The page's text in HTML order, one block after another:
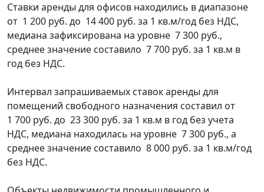
Ставки аренды для офисов находились в диапазоне
от 1 200 руб. до 14 400 руб. за 1 кв.м/год без НДС,
медиана зафиксирована на уровне 7 300 руб.,
среднее значение составило 7 700 руб. за 1 кв.м в
год без НДС.
Интервал запрашиваемых ставок аренды для
помещений свободного назначения составил от
1 700 руб. до 23 300 руб. за 1 кв.м в год без учета
НДС, медиана находилась на уровне 7 300 руб., а
среднее значение составило 8 000 руб. за 1 кв.м/год
без НДС.